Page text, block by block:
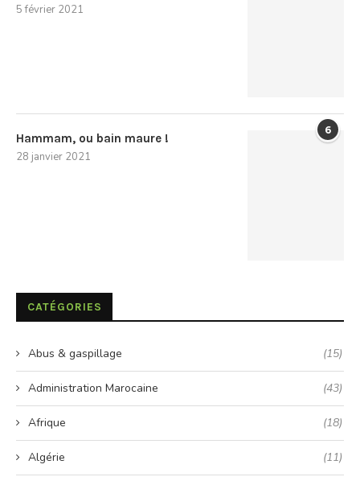
5 février 2021
6
Hammam, ou bain maure !
28 janvier 2021
CATÉGORIES
Abus & gaspillage (15)
Administration Marocaine (43)
Afrique (18)
Algérie (11)